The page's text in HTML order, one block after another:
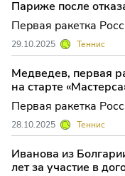
результаты не
Париже после
Первая ракетка
представителя
третий круг
призовой фонд
29.10.2025 Теннис
Медведев, первая
на старте
Первая ракетка
победу над
круга турнира
фонд которого
28.10.2025 Теннис
Иванова из
лет за участие в